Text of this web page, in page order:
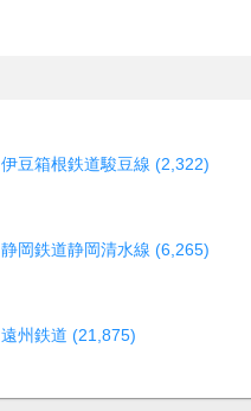
伊豆箱根鉄道駿豆線 (2,322)
静岡鉄道静岡清水線 (6,265)
遠州鉄道 (21,875)